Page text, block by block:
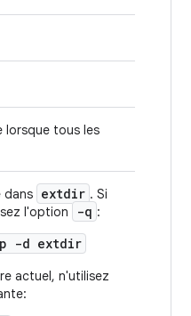
lorsque tous les
dans extdir . Si
l'option
-q :
-d extdir
actuel, n'utilisez